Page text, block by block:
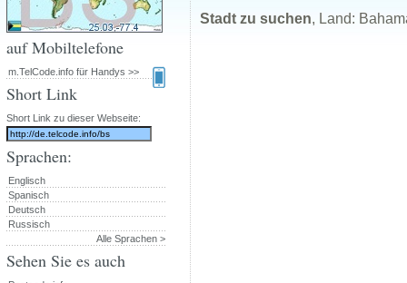
Stadt zu suchen, Land:
auf Mobiltelefone
m.TelCode.info für Handys >>
Short Link
Short Link zu dieser Webseite:
Sprachen:
Englisch
Spanisch
Deutsch
Russisch
Alle Sprachen >
Sehen Sie es auch